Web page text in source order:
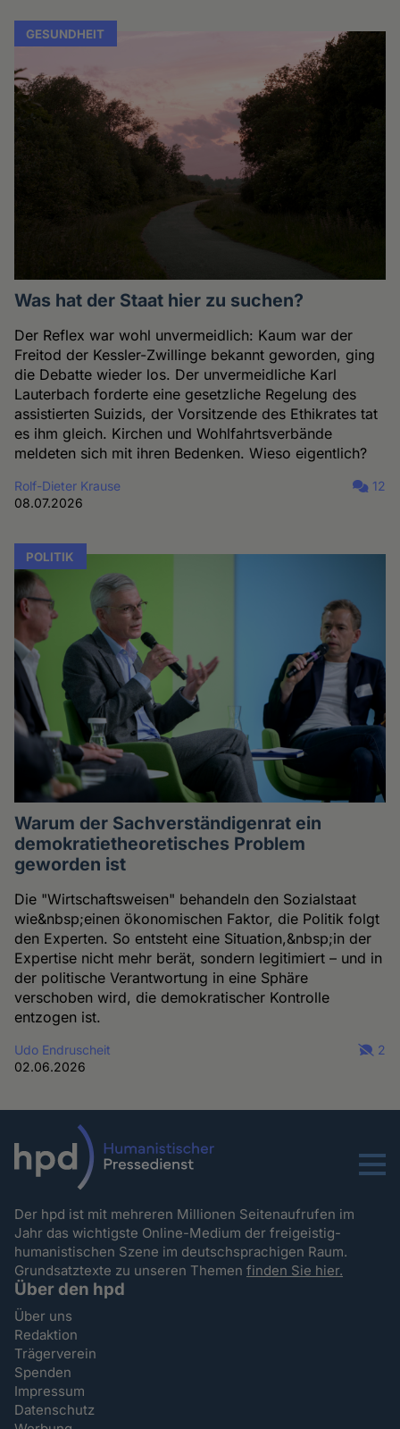
GESUNDHEIT
Was hat der Staat hier zu suchen?
Der Reflex war wohl unvermeidlich: Kaum war der
Freitod der Kessler-Zwillinge bekannt geworden, ging
die Debatte wieder los. Der unvermeidliche Karl
Lauterbach forderte eine gesetzliche Regelung des
assistierten Suizids, der Vorsitzende des Ethikrates tat
es ihm gleich. Kirchen und Wohlfahrtsverbände
meldeten sich mit ihren Bedenken. Wieso eigentlich?
Rolf-Dieter Krause
08.07.2026
12
POLITIK
Warum der Sachverständigenrat ein
demokratietheoretisches Problem
geworden ist
Die "Wirtschaftsweisen" behandeln den Sozialstaat
wie&nbsp;einen ökonomischen Faktor, die Politik folgt
den Experten. So entsteht eine Situation,&nbsp;in der
Expertise nicht mehr berät, sondern legitimiert – und in
der politische Verantwortung in eine Sphäre
verschoben wird, die demokratischer Kontrolle
entzogen ist.
Udo Endruscheit
02.06.2026
2
Menu
Der hpd ist mit mehreren Millionen Seitenaufrufen im
Jahr das wichtigste Online-Medium der freigeistig-
humanistischen Szene im deutschsprachigen Raum.
Grundsatztexte zu unseren Themenfinden Sie hier.
Über den hpd
Über uns
Redaktion
Trägerverein
Spenden
Impressum
Datenschutz